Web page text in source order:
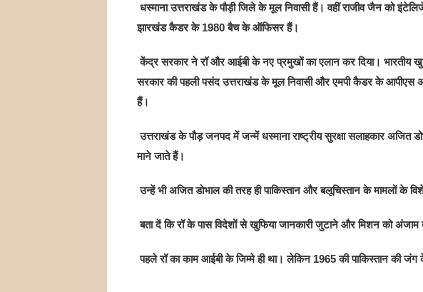
धस्माना उत्तराखंड के पौड़ी जिले के मूल निवासी हैं। वहीं राजीव जैन को
झारखंड कैडर के 1980 बैच के ऑफिसर हैं।
केंद्र सरकार ने रॉ और आईबी के नए प्रमुखों का एलान कर दिया। भारतीय
सरकार की पहली पसंद उत्तराखंड के मूल निवासी और एमपी कैडर के आपीएस
हैं।
उत्तराखंड के पौड़ जनपद में जन्में धस्माना राष्ट्रीय सुरक्षा सलाहकार अजित
माने जाते हैं।
उन्हें भी ‌अजित डोभाल की तरह ही पाकिस्तान और बलूचिस्तान के मामलों के
बता दें कि रॉ के पास विदेशों से खुफिया जानकारी जुटाने और मिशन को अंजाम
पहले रॉ का काम आईबी के जिम्मे ही था। लेकिन 1965 की पाकिस्तान की